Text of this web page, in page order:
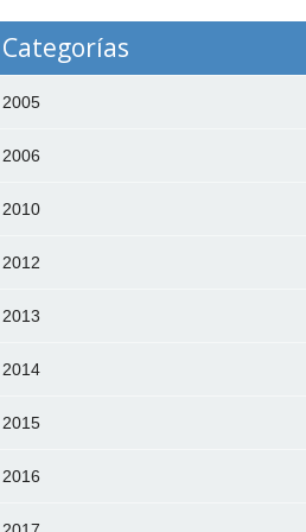
Categorías
2005
2006
2010
2012
2013
2014
2015
2016